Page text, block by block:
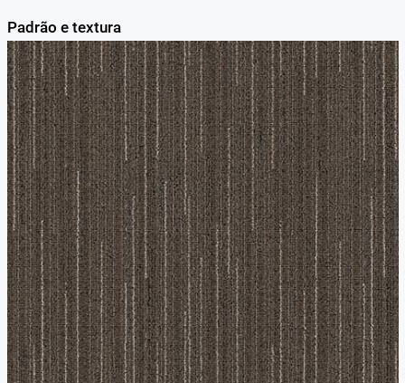
Padrão e textura